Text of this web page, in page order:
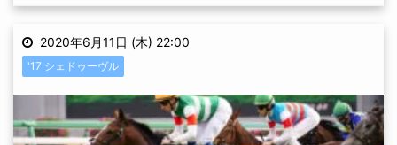
2020年6月11日 (木) 22:00
'17 シェドゥーヴル